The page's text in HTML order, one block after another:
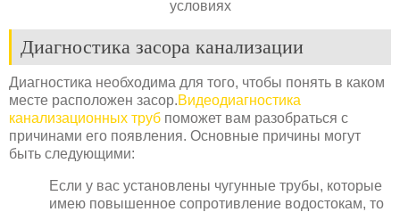
Диагностика засора канализации
Диагностика необходима для того, чтобы понять в каком
месте расположен засор.Видеодиагностика
канализационных труб поможет вам разобраться с
причинами его появления. Основные причины могут
быть следующими:
Если у вас установлены чугунные трубы, которые
имею повышенное сопротивление водостокам, то